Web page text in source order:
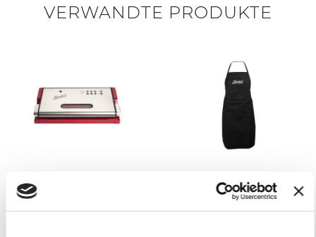
VERWANDTE PRODUKTE
VAKUUMNAHRUNGSMI
SCHWARZE SCHÜRZE